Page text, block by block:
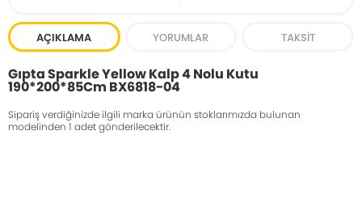
AÇIKLAMA YORUMLAR TAKSIT
Gıpta Sparkle Yellow Kalp 4 Nolu Kutu
190*200*85Cm BX6818-04
Sipariş verdiğinizde ilgili marka ürünün stoklarımızda bulunan
modelinden 1 adet gönderilecektir.